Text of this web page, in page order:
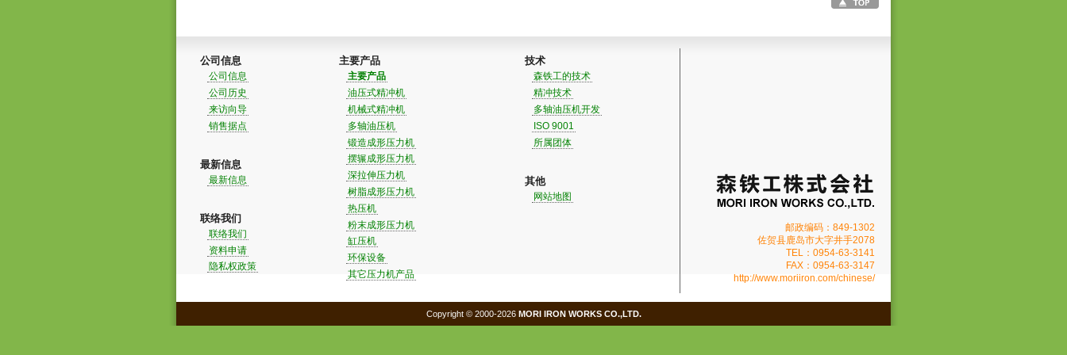
公司信息
公司信息
公司历史
来访向导
销售据点
最新信息
最新信息
联络我们
联络我们
资料申请
隐私权政策
主要产品
主要产品
油压式精冲机
机械式精冲机
多轴油压机
锻造成形压力机
摆辗成形压力机
深拉伸压力机
树脂成形压力机
热压机
粉末成形压力机
缸压机
环保设备
其它压力机产品
技术
森铁工的技术
精冲技术
多轴油压机开发
ISO 9001
所属团体
其他
网站地图
邮政编码：849-1302
佐贺县鹿岛市大字井手2078
TEL：0954-63-3141
FAX：0954-63-3147
http://www.moriiron.com/chinese/
Copyright © 2000-2026 MORI IRON WORKS CO.,LTD.